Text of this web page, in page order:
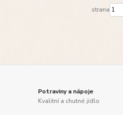
strana
Potraviny a nápoje
Kvalitní a chutné jídlo